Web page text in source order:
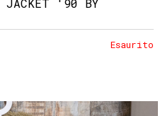
JACKET '90 BY
Esaurito